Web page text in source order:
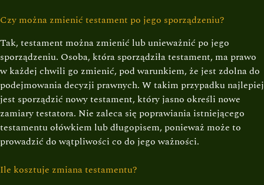
Czy można zmienić testament po jego sporządzeniu?
Tak, testament można zmienić lub unieważnić po jego
sporządzeniu. Osoba, która sporządziła testament, ma prawo
w każdej chwili go zmienić, pod warunkiem, że jest zdolna do
podejmowania decyzji prawnych. W takim przypadku najlepiej
jest sporządzić nowy testament, który jasno określi nowe
zamiary testatora. Nie zaleca się poprawiania istniejącego
testamentu ołówkiem lub długopisem, ponieważ może to
prowadzić do wątpliwości co do jego ważności.
Ile kosztuje zmiana testamentu?